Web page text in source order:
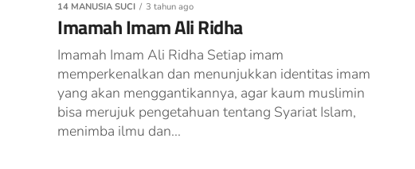
14 MANUSIA SUCI 3 tahun ago
Imamah Imam Ali Ridha
Imamah Imam Ali Ridha Setiap imam
memperkenalkan dan menunjukkan identitas imam
yang akan menggantikannya, agar kaum muslimin
bisa merujuk pengetahuan tentang Syariat Islam,
menimba ilmu dan...